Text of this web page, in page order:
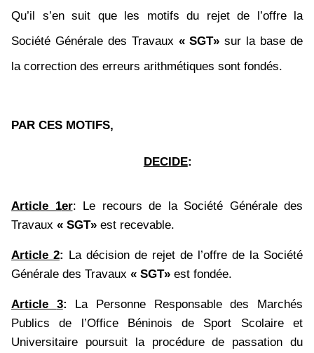
Qu’il s’en suit que les motifs du rejet de l’offre la
Société Générale des Travaux « SGT» sur la base de
la correction des erreurs arithmétiques sont fondés.
PAR CES MOTIFS,
DECIDE:
Article 1er: Le recours de la Société Générale des
Travaux « SGT» est recevable.
Article 2: La décision de rejet de l’offre de la Société
Générale des Travaux « SGT» est fondée.
Article 3: La Personne Responsable des Marchés
Publics de l’Office Béninois de Sport Scolaire et
Universitaire poursuit la procédure de passation du